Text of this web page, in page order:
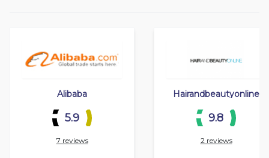
Alibaba
5.9
7 reviews
Hairandbeautyonline
9.8
2 reviews